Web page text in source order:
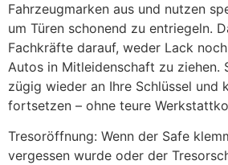
Fahrzeugmarken aus und nutzen
um Türen schonend zu entriegeln.
Fachkräfte darauf, weder Lack
Autos in Mitleidenschaft zu ziehen.
zügig wieder an Ihre Schlüssel und
fortsetzen – ohne teure
Tresoröffnung: Wenn der Safe
vergessen wurde oder der